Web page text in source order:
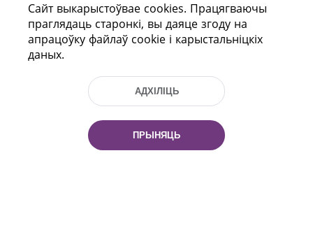
праспект Незалежнасці 116
г. Мiнск, Рэспубліка Беларусь, 220114
Тэл.: (+375 17) 368 37 37, Факс: (+375 17)
Эл. пошта: inbox@nlb.by
Сайт выкарыстоўвае cookies. Працягваючы
праглядаць старонкі, вы даяце згоду на
апрацоўку файлаў cookie і карыстальніцкіх
даных.
АДХІЛІЦЬ
ПРЫНЯЦЬ